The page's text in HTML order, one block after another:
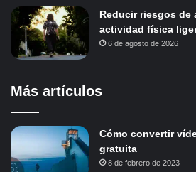
Reducir riesgos de
actividad física
6 de agosto de 2026
Más artículos
Cómo convertir
gratuita
8 de febrero de 2023